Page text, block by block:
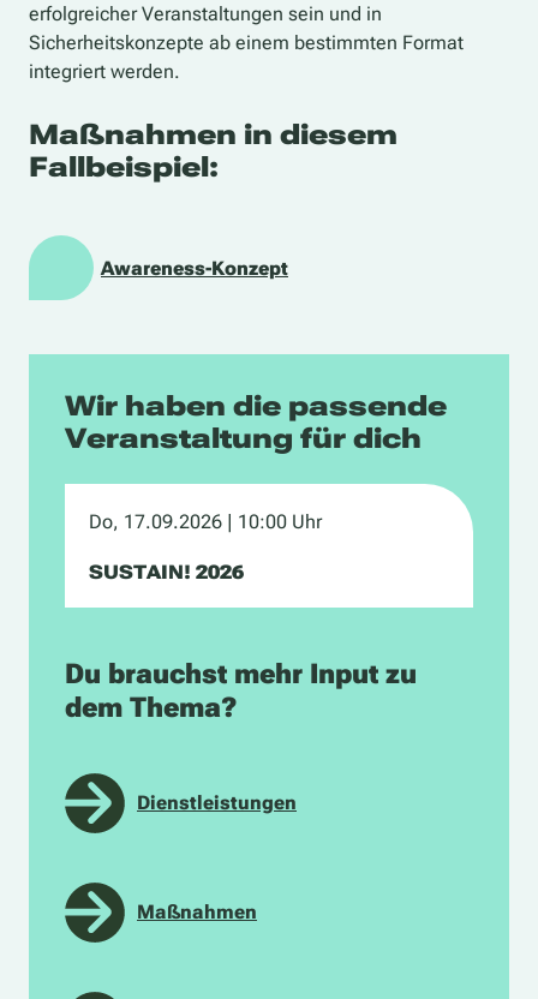
erfolgreicher Veranstaltungen sein und in
Sicherheitskonzepte ab einem bestimmten Format
integriert werden.
Maßnahmen in diesem
Fallbeispiel:
Awareness-Konzept
Wir haben die passende
Veranstaltung für dich
Do, 17.09.2026 | 10:00 Uhr
SUSTAIN! 2026
Du brauchst mehr Input zu
dem Thema?
Dienstleistungen
Maßnahmen